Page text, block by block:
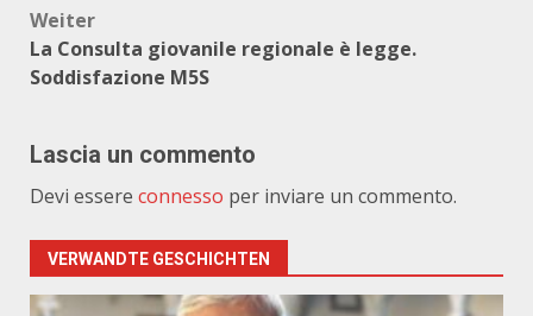
Weiter
La Consulta giovanile regionale è legge.
Soddisfazione M5S
Lascia un commento
Devi essere connesso per inviare un commento.
VERWANDTE GESCHICHTEN